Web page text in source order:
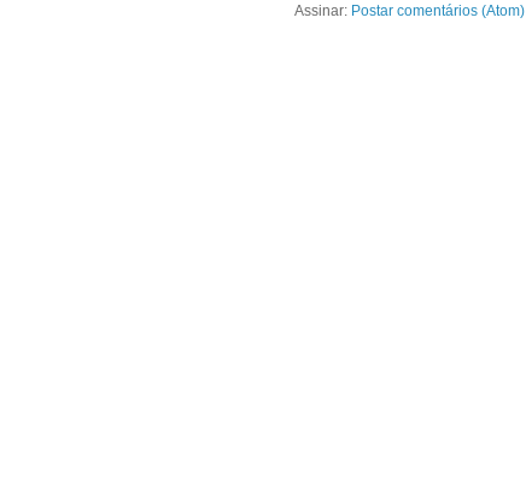
Assinar: Postar comentários (Atom)